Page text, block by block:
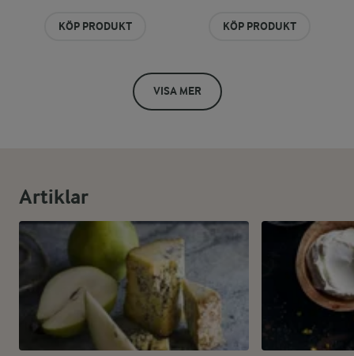
KÖP PRODUKT KÖP PRODUKT
VISA MER
Artiklar